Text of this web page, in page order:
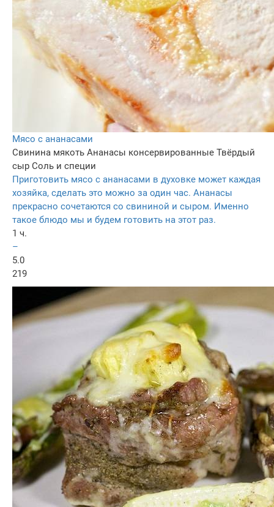
Мясо с ананасами
Свинина мякоть Ананасы консервированные Твёрдый
сыр Соль и специи
Приготовить мясо с ананасами в духовке может каждая
хозяйка, сделать это можно за один час. Ананасы
прекрасно сочетаются со свининой и сыром. Именно
такое блюдо мы и будем готовить на этот раз.
1 ч.
–
5.0
219